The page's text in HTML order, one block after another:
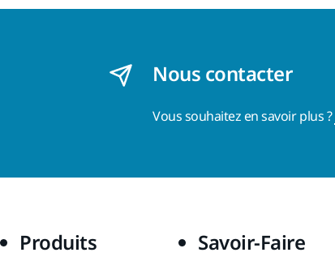
Nous contacter
Vous souhaitez en savoir plus ?
Produits Savoir-Faire